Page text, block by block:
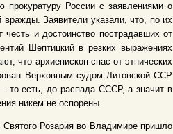
прокуратуру России с заявлениями о
Заявители указали, что, по их
и достоинство пострадавших от
Шептицкий в резких выражениях
что архиепископ спас от этнических
Верховным судом Литовской ССР
то есть, до распада СССР, а значит в
никем не оспорены.
Розария во Владимире пришло